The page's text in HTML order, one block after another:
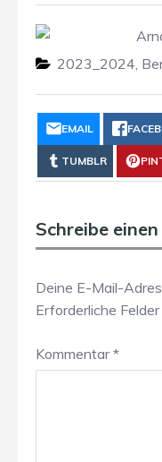
2023_2024,
EMAIL
TUMBLR
Schreibe
Deine E-Mail-
Erforderliche
Kommentar*